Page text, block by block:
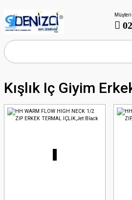
Kışlık Iç Giyim